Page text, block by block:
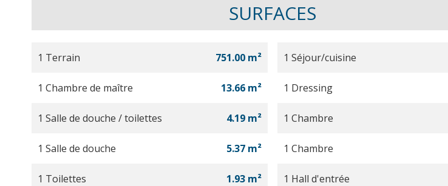
SURFACES
1 Terrain 751.00 m² 1 Séjour/cuisine
1 Chambre de maître 13.66 m² 1 Dressing
1 Salle de douche / toilettes 4.19 m² 1 Chambre
1 Salle de douche 5.37 m² 1 Chambre
1 Toilettes 1.93 m² 1 Hall d'entrée